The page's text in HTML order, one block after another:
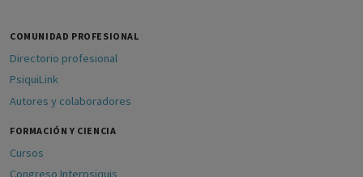
COMUNIDAD PROFESIONAL
Directorio profesional
PsiquiLink
Autores y colaboradores
FORMACIÓN Y CIENCIA
Cursos
Congreso Interpsiquis